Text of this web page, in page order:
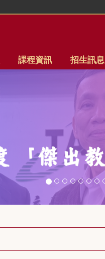
課程資訊 招生訊息